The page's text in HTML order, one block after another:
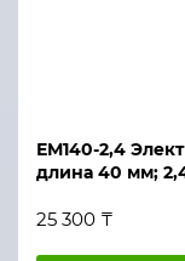
ЕМ140-2,4
длина 40 мм;
25 300 ₸